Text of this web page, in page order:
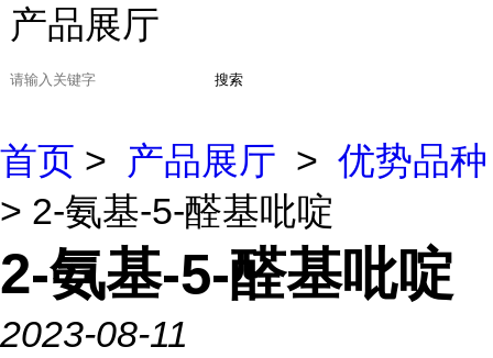
产品展厅
搜索
首页 > 产品展厅 > 优势品种
> 2-氨基-5-醛基吡啶
2-氨基-5-醛基吡啶
2023-08-11